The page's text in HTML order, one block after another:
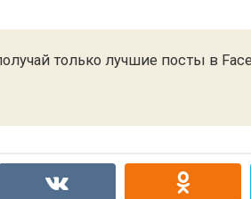
только лучшие посты в